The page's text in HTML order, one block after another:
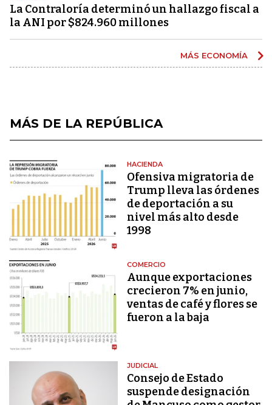
La Contraloría determinó un hallazgo fiscal a
la ANI por $824.960 millones
MÁS ECONOMÍA
MÁS DE LA REPÚBLICA
HACIENDA
Ofensiva migratoria de
Trump lleva las órdenes
de deportación a su
nivel más alto desde
1998
COMERCIO
Aunque exportaciones
crecieron 7% en junio,
ventas de café y flores se
fueron a la baja
JUDICIAL
Consejo de Estado
suspende designación